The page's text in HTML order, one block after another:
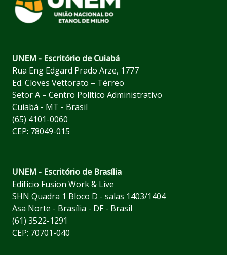
UNEM - Escritório de Cuiabá
Rua Eng Edgard Prado Arze, 1777
Ed. Cloves Vettorato – Térreo
Setor A – Centro Político Administrativo
Cuiabá - MT - Brasil
(65) 4101-0060
CEP: 78049-015
UNEM - Escritório de Brasília
Edifício Fusion Work & Live
SHN Quadra 1 Bloco D - salas 1403/1404
Asa Norte - Brasília - DF - Brasil
(61) 3522-1291
CEP: 70701-040